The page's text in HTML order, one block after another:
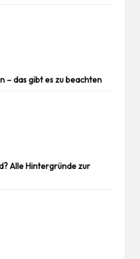
– das gibt es zu beachten
Alle Hintergründe zur